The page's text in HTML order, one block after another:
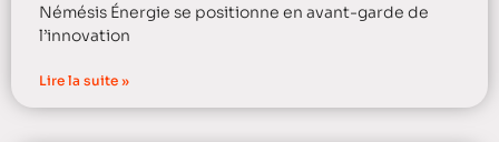
Némésis Énergie se positionne en avant-garde de
l’innovation
Lire la suite »